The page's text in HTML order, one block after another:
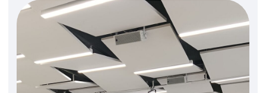
+7 (863) 218-40-00
sfedu.ru
ул. Большая Садовая,
105/42
Политика обработки персональных данных